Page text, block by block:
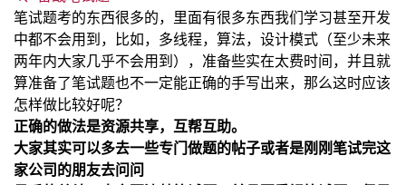
笔试题考的东西很多的，里面有很多东西我们学习甚至开发
中都不会用到，比如，多线程，算法，设计模式（至少未来
两年内大家几乎不会用到），准备些实在太费时间，并且就
算准备了笔试题也不一定能正确的手写出来，那么这时应该
怎样做比较好呢？
正确的做法是资源共享，互帮互助。
大家其实可以多去一些专门做题的帖子或者是刚刚笔试完这
家公司的朋友去问问